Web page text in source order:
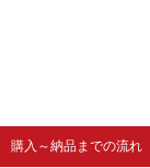
購入～納品までの流れ